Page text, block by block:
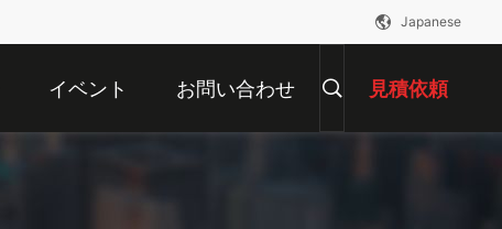
Japanese
イベント お問い合わせ 見積依頼